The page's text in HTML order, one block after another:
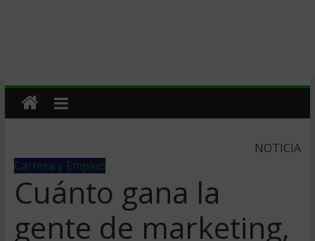
NOTICIA
Carrera y Empleo
Cuánto gana la
gente de marketing,